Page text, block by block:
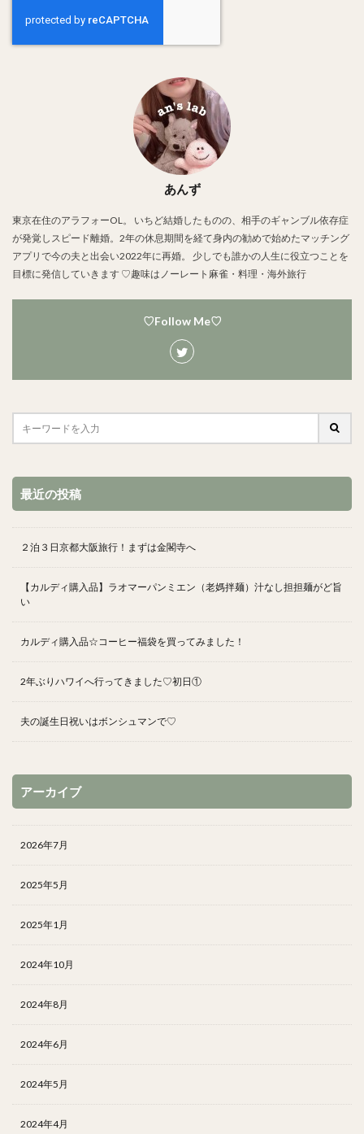
あんず
東京在住のアラフォーOL。 いちど結婚したものの、相手のギャンブル依存症
が発覚しスピード離婚。2年の休息期間を経て身内の勧めで始めたマッチング
アプリで今の夫と出会い2022年に再婚。 少しでも誰かの人生に役立つことを
目標に発信していきます ♡趣味はノーレート麻雀・料理・海外旅行
♡Follow Me♡
最近の投稿
２泊３日京都大阪旅行！まずは金閣寺へ
【カルディ購入品】ラオマーパンミエン（老媽拌麺）汁なし担担麺がど旨
い
カルディ購入品☆コーヒー福袋を買ってみました！
2年ぶりハワイへ行ってきました♡初日①
夫の誕生日祝いはボンシュマンで♡
アーカイブ
2026年7月
2025年5月
2025年1月
2024年10月
2024年8月
2024年6月
2024年5月
2024年4月